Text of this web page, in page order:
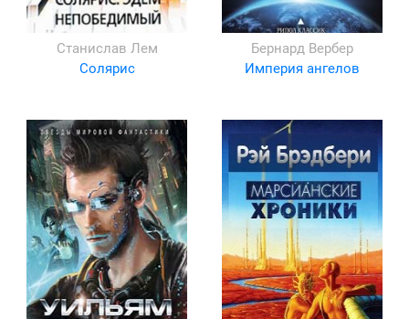
Станислав Лем
Солярис
Бернард Вербер
Империя ангелов